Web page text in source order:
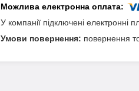
У компанії підключені електронні
повернення